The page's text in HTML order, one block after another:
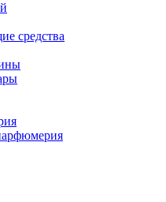
средства